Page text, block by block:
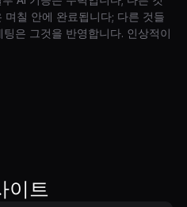
칠 안에 완료됩니다; 다른 것들
은 그것을 반영합니다. 인상적이
이트